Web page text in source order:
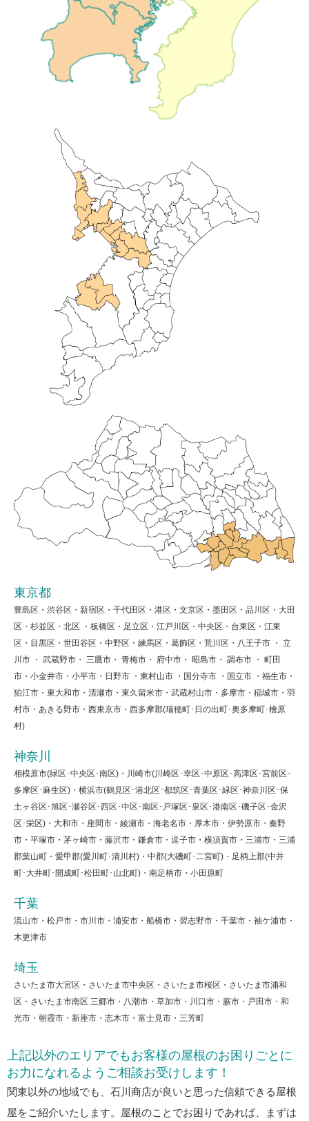
東京都
豊島区・渋谷区・新宿区・千代田区・港区・文京区・墨田区・品川区・大田
区・杉並区・北区 ・板橋区・足立区・江戸川区・中央区・台東区・江東
区・目黒区・世田谷区・中野区・練馬区・葛飾区・荒川区・八王子市 ・ 立
川市 ・ 武蔵野市・ 三鷹市・ 青梅市・ 府中市・ 昭島市・ 調布市 ・ 町田
市・小金井市・小平市・日野市 ・東村山市 ・国分寺市 ・国立市 ・福生市・
狛江市・東大和市・清瀬市・東久留米市・武蔵村山市・多摩市・稲城市・羽
村市・あきる野市・西東京市・西多摩郡(瑞穂町･日の出町･奥多摩町･檜原
村)
神奈川
相模原市(緑区･中央区･南区)・川崎市(川崎区･幸区･中原区･高津区･宮前区･
多摩区･麻生区)・横浜市(鶴見区･港北区･都筑区･青葉区･緑区･神奈川区･保
土ヶ谷区･旭区･瀬谷区･西区･中区･南区･戸塚区･泉区･港南区･磯子区･金沢
区･栄区)・大和市・座間市・綾瀬市・海老名市・厚木市・伊勢原市・秦野
市・平塚市・茅ヶ崎市・藤沢市・鎌倉市・逗子市・横須賀市・三浦市・三浦
郡葉山町・愛甲郡(愛川町･清川村)・中郡(大磯町･二宮町)・足柄上郡(中井
町･大井町･開成町･松田町･山北町)・南足柄市・小田原町
千葉
流山市・松戸市・市川市・浦安市・船橋市・習志野市・千葉市・袖ケ浦市・
木更津市
埼玉
さいたま市大宮区・さいたま市中央区・さいたま市桜区・さいたま市浦和
区・さいたま市南区 三郷市・八潮市・草加市・川口市・蕨市・戸田市・和
光市・朝霞市・新座市・志木市・富士見市・三芳町
上記以外のエリアでもお客様の屋根のお困りごとに
お力になれるようご相談お受けします！
関東以外の地域でも、石川商店が良いと思った信頼できる屋根
屋をご紹介いたします。屋根のことでお困りであれば、まずは